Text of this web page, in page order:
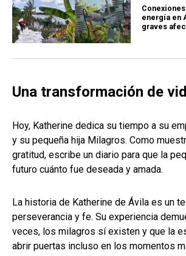
energía en
graves
Una transformación de
Hoy, Katherine dedica su tiempo a su
y su pequeña hija Milagros. Como
gratitud, escribe un diario para que la
futuro cuánto fue deseada y amada.
La historia de Katherine de Ávila es un
perseverancia y fe. Su experiencia
veces, los milagros sí existen y que la
abrir puertas incluso en los momentos